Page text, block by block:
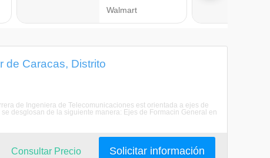
de Caracas, Distrito
de Ingeniera de Telecomunicaciones est orientada a ejes de
desglosan de la siguiente manera: Ejes de Formacin General en
Solicitar información
Consultar Precio